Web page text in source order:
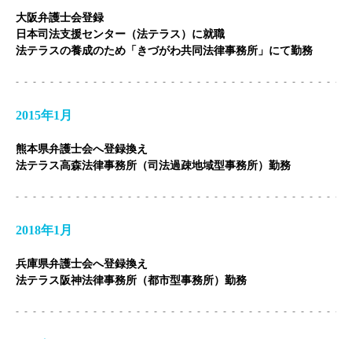
弁護士費用
ご相談の流れ
採用情報
アクセス
大阪弁護士会登録
日本司法支援センター（法テラス）に就職
法テラスの養成のため「きづがわ共同法律事務所」にて勤務
2015年1月
熊本県弁護士会へ登録換え
法テラス高森法律事務所（司法過疎地域型事務所）勤務
2018年1月
兵庫県弁護士会へ登録換え
法テラス阪神法律事務所（都市型事務所）勤務